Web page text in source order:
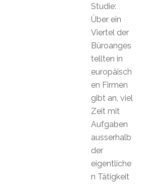
Studie:
Über ein
Viertel der
Büroanges
tellten in
europäisch
en Firmen
gibt an, viel
Zeit mit
Aufgaben
ausserhalb
der
eigentliche
n Tätigkeit